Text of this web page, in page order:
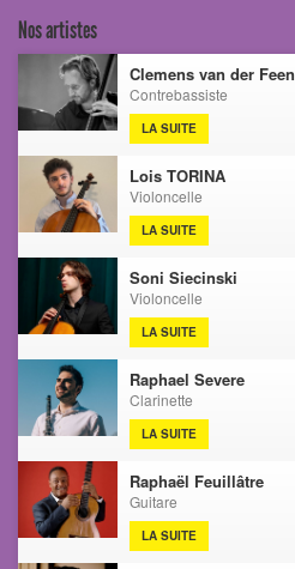
Nos artistes
Clemens van der Feen
Contrebassiste
LA SUITE
Lois TORINA
Violoncelle
LA SUITE
Soni Siecinski
Violoncelle
LA SUITE
Raphael Severe
Clarinette
LA SUITE
Raphaël Feuillâtre
Guitare
LA SUITE